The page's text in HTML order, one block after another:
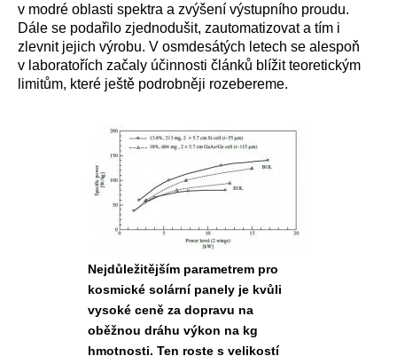
v modré oblasti spektra a zvýšení výstupního proudu.
Dále se podařilo zjednodušit, zautomatizovat a tím i
zlevnit jejich výrobu. V osmdesátých letech se alespoň
v laboratořích začaly účinnosti článků blížit teoretickým
limitům, které ještě podrobněji rozebereme.
Nejdůležitějším parametrem pro
kosmické solární panely je kvůli
vysoké ceně za dopravu na
oběžnou dráhu výkon na kg
hmotnosti. Ten roste s velikostí